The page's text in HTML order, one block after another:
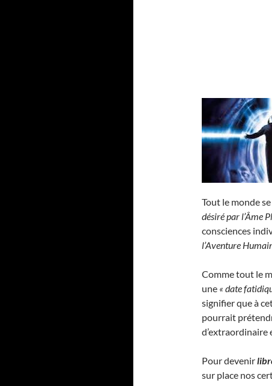
Tout le monde
désiré par l’Âme
consciences
l’Aventure
Comme tout le
une « date
signifier que à
pourrait
d’extraordinaire
Pour devenir
sur place nos